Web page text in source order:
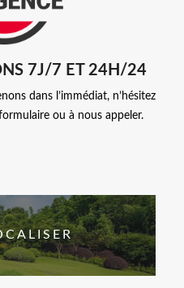
7J/7 ET 24H/24
dans l’immédiat, n’hésitez
ou à nous appeler.